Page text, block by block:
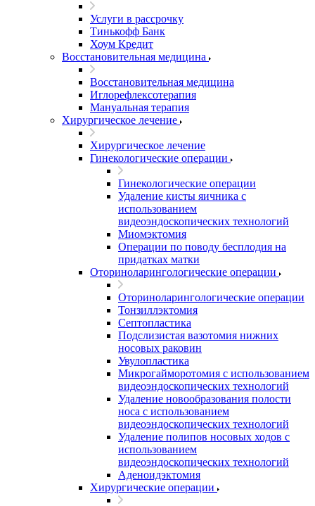
Услуги в рассрочку
Тинькофф Банк
Хоум Кредит
Восстановительная медицина
Восстановительная медицина
Иглорефлексотерапия
Мануальная терапия
Хирургическое лечение
Хирургическое лечение
Гинекологические операции
Гинекологические операции
Удаление кисты яичника с
использованием
видеоэндоскопических технологий
Миомэктомия
Операции по поводу бесплодия на
придатках матки
Оториноларингологические операции
Оториноларингологические операции
Тонзиллэктомия
Септопластика
Подслизистая вазотомия нижних
носовых раковин
Увулопластика
Микрогайморотомия с использованием
видеоэндоскопических технологий
Удаление новообразования полости
носа с использованием
видеоэндоскопических технологий
Удаление полипов носовых ходов с
использованием
видеоэндоскопических технологий
Аденоидэктомия
Хирургические операции